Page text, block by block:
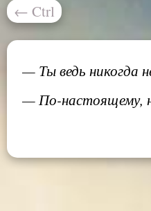
← Ctrl
— Ты ведь никогда
— По-настоящему,